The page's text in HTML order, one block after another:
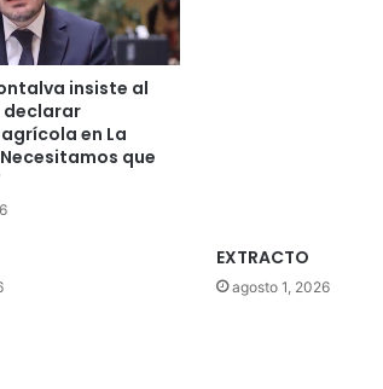
insiste al
declarar
en La
que
EXTRACTO
agosto 1, 2026